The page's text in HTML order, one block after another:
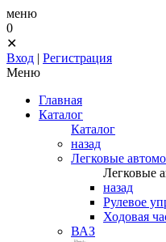
меню
0
✕
Вход | Регистрация
Меню
Главная
Каталог
Каталог
назад
Легковые
Легковые
назад
Рулевое
Ходовая
ВАЗ